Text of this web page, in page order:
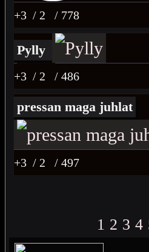
+3 / 2 / 778
Pylly
+3 / 2 / 486
pressan maga juhlat
+3 / 2 / 497
1 2 3 4